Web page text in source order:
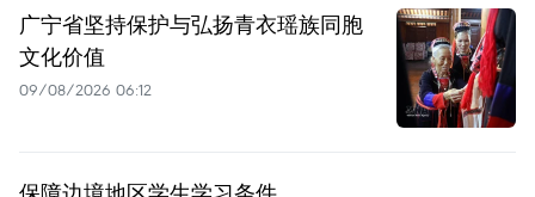
广宁省坚持保护与弘扬青衣瑶族同胞
文化价值
09/08/2026 06:12